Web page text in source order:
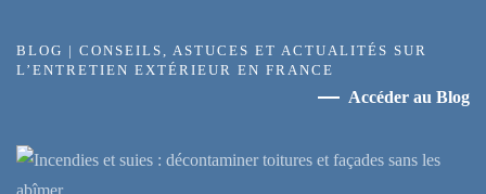
BLOG | CONSEILS, ASTUCES ET ACTUALITÉS SUR
L’ENTRETIEN EXTÉRIEUR EN FRANCE
Accéder au Blog